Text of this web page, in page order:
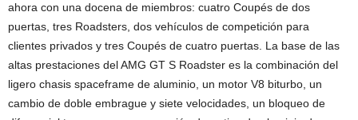
ahora con una docena de miembros: cuatro Coupés de dos
puertas, tres Roadsters, dos vehículos de competición para
clientes privados y tres Coupés de cuatro puertas. La base de las
altas prestaciones del AMG GT S Roadster es la combinación del
ligero chasis spaceframe de aluminio, un motor V8 biturbo, un
cambio de doble embrague y siete velocidades, un bloqueo de